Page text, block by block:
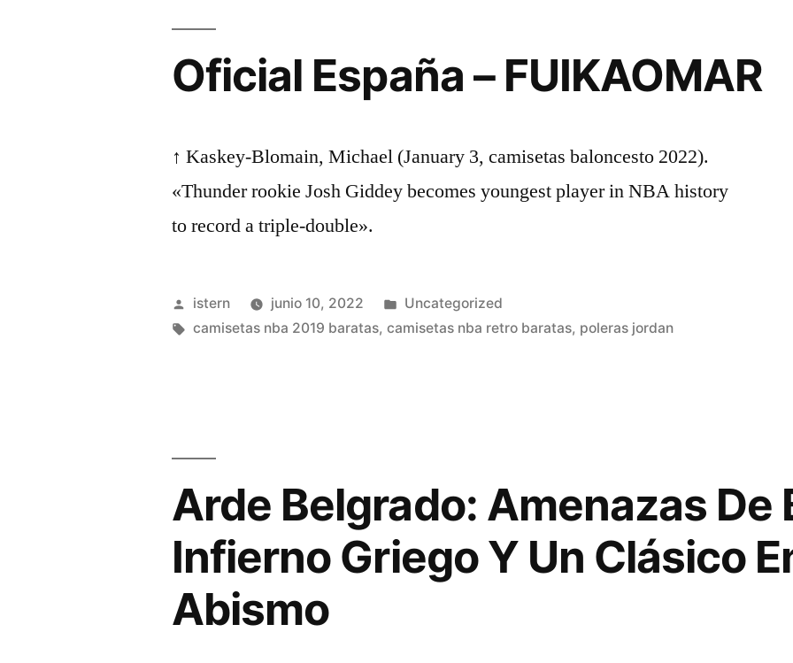
Oficial España – FUIKAOMAR
↑ Kaskey-Blomain, Michael (January 3, camisetas baloncesto 2022).
«Thunder rookie Josh Giddey becomes youngest player in NBA history
to record a triple-double».
Publicado
por
istern junio 10, 2022
Publicado
en
Uncategorized
Etiquetas:
camisetas nba 2019 baratas,camisetas nba retro baratas, poleras jordan
Arde Belgrado: Amenazas De
Infierno Griego Y Un Clásico
Abismo